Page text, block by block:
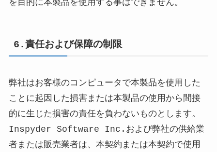
を目的に本製品を使用する事はできません。
6.責任および保障の制限
弊社はお客様のコンピュータで本製品を使用した
ことに起因した損害または本製品の使用から間接
的に生じた損害の責任を負わないものとします。
Inspyder Software Inc.および弊社の供給業
者または販売業者は、本契約または本契約で使用